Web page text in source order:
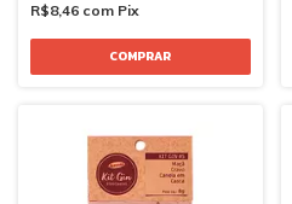
R$8,46 com Pix